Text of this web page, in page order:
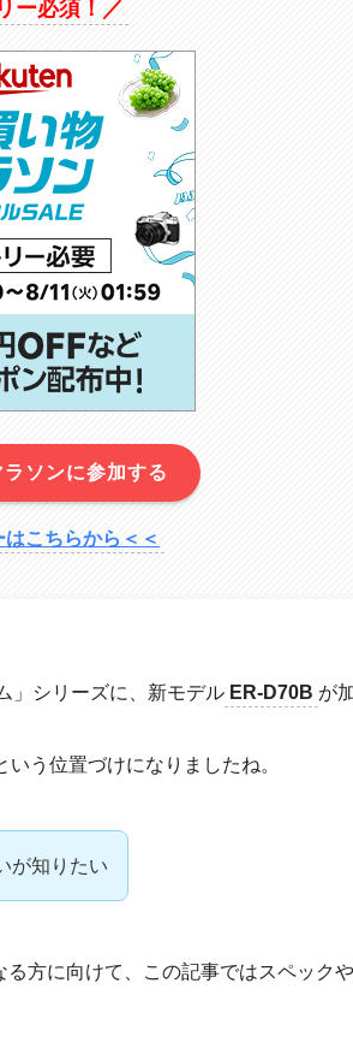
ー必須！／
ソンに参加する
はこちらから＜＜
」シリーズに、新モデル ER-D70B が
いう位置づけになりましたね。
が知りたい
方に向けて、この記事ではスペック